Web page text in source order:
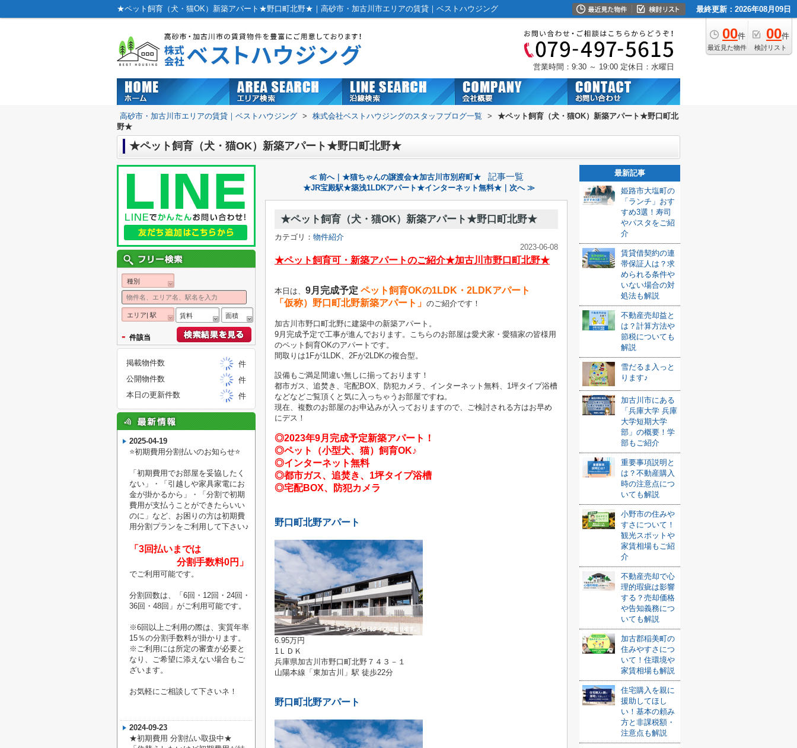
★ペット飼育（犬・猫OK）新築アパート★野口町北野★｜高砂市・加古川市エリアの賃貸｜ベストハウジング 最終更新：2026年08月09日
00件
最近見た物件
00件
検討リスト
営業時間：9:30 ～ 19:00 定休日：水曜日
高砂市・加古川市エリアの賃貸｜ベストハウジング > 株式会社ベストハウジングのスタッフブログ一覧 >
★ペット飼育（犬・猫OK）新築アパート★野口町北
野★
★ペット飼育（犬・猫OK）新築アパート★野口町北野★
≪ 前へ｜★猫ちゃんの譲渡会★加古川市別府町★ 記事一覧
★JR宝殿駅★築浅1LDKアパート★インターネット無料★｜次へ ≫
★ペット飼育（犬・猫OK）新築アパート★野口町北野★
カテゴリ： 物件紹介
2023-06-08
★ペット飼育可・新築アパートのご紹介★加古川市野口町北野★
本日は、 9月完成予定 ペット飼育OKの1LDK・2LDKアパート
「仮称）野口町北野新築アパート 」 のご紹介です！
加古川市野口町北野に建築中の新築アパート。
9月完成予定で工事が進んでおります。こちらのお部屋は愛犬家・愛猫家の皆様用
のペット飼育OKのアパートです。
間取りは1Fが1LDK、2Fが2LDKの複合型。
設備もご満足間違い無しに揃っております！
都市ガス、追焚き、宅配BOX、防犯カメラ、インターネット無料、1坪タイプ浴槽
などなどご覧頂くと気に入っちゃうお部屋ですね。
現在、複数のお部屋のお申込みが入っておりますので、ご検討される方はお早め
にデス！
◎2023年9月完成予定新築アパート！
◎ペット（小型犬、猫）飼育OK♪
◎インターネット無料
◎都市ガス、追焚き、1坪タイプ浴槽
◎宅配BOX、防犯カメラ
野口町北野アパート
6.95万円
1ＬＤＫ
兵庫県加古川市野口町北野７４３－１
山陽本線「東加古川」駅 徒歩22分
野口町北野アパート
最新記事
姫路市大塩町の
「ランチ」おす
すめ3選！寿司
やパスタをご紹
介
賃貸借契約の連
帯保証人は？求
められる条件や
いない場合の対
処法も解説
不動産売却益と
は？計算方法や
節税についても
解説
雪だるま入っと
ります♪
加古川市にある
「兵庫大学 兵庫
大学短期大学
部」の概要！学
部もご紹介
重要事項説明と
は？不動産購入
時の注意点につ
いても解説
小野市の住みや
すさについて！
観光スポットや
家賃相場もご紹
介
不動産売却で心
理的瑕疵は影響
する？売却価格
や告知義務につ
いても解説
加古郡稲美町の
住みやすさにつ
いて！住環境や
家賃相場も解説
住宅購入を親に
援助してほし
い！基本の頼み
方と非課税額・
注意点も解説
種別
エリア| 駅 賃料 面積
- 件該当
掲載物件数
件
公開物件数
件
本日の更新件数
件
2025-04-19
⭐️初期費用分割払いのお知らせ⭐️
「初期費用でお部屋を妥協したく
ない」・「引越しや家具家電にお
金が掛かるから」・「分割で初期
費用が支払うことができたらいい
のに」など、お困りの方は初期費
用分割プランをご利用して下さい♪
「3回払いまでは
分割手数料0円」
でご利用可能です。
分割回数は、「6回・12回・24回・
36回・48回」がご利用可能です。
※6回以上ご利用の際は、実質年率
15％の分割手数料が掛かります。
※ご利用には所定の審査が必要と
なり、ご希望に添えない場合もご
ざいます。
お気軽にご相談して下さいネ！
2024-09-23
★初期費用 分割払い取扱中★